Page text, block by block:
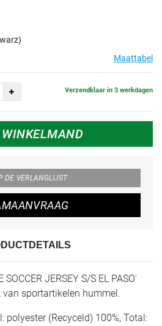
Maattabel
Verzendklaar in 3 werkdagen
DE VERLANGLIJST
JERSEY S/S EL PASO'
sportartikelen hummel.
polyester (Recyceld) 100%, Total: